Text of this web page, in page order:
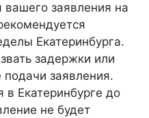
заявления на
Екатеринбурга.
задержки или
заявления.
в Екатеринбурге до
не будет